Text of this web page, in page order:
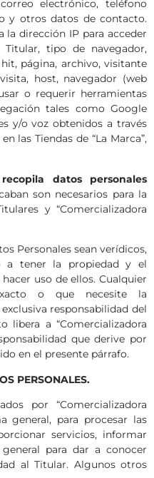
electrónico, teléfono
y otros datos de contacto.
la dirección IP para acceder
tipo de navegador,
página, archivo, visitante
host, navegador (web
o requerir herramientas
tales como Google
y/o voz obtenidos a través
las Tiendas de “La Marca”,
datos personales
son necesarios para la
y “Comercializadora
Personales sean verídicos,
a tener la propiedad y el
uso de ellos. Cualquier
o que necesite la
responsabilidad del
a “Comercializadora
que derive por
en el presente párrafo.
PERSONALES.
por “Comercializadora
general, para procesar las
servicios, informar
para dar a conocer
al Titular. Algunos otros